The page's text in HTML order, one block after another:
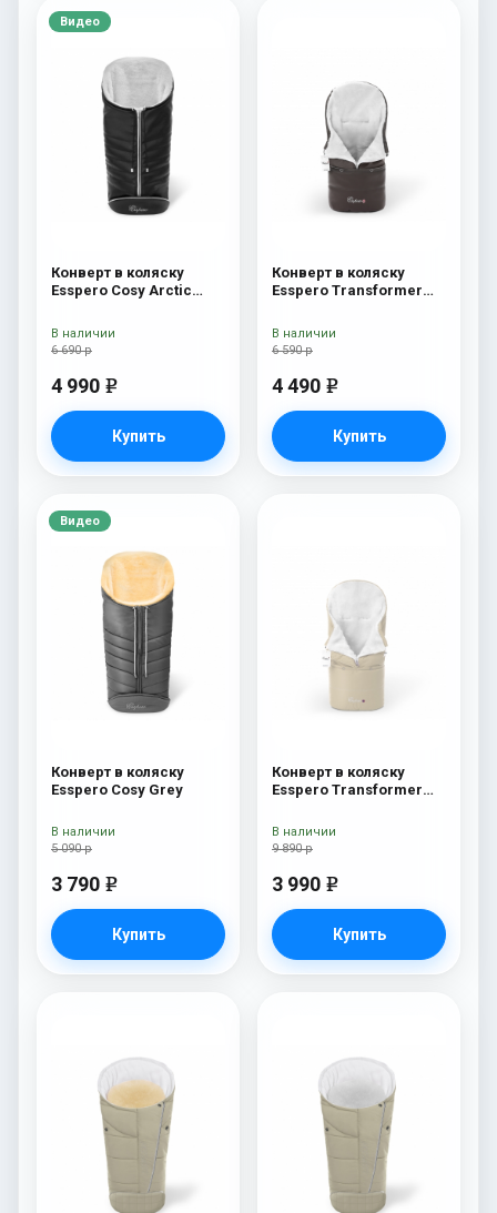
Видео
Конверт в коляску
Esspero Cosy Arctic
6 690 р
4 990 e
Купить
В наличии
Конверт в коляску
Esspero Transformer
100% шерсть) Chocolat
6 590 р
4 490 e
Купить
В наличии
Видео
Конверт в коляску
Esspero Cosy Grey
5 090 р
3 790 e
Купить
В наличии
Конверт в коляску
Esspero Transformer
100% шерсть) Beige
9 890 р
3 990 e
Купить
В наличии